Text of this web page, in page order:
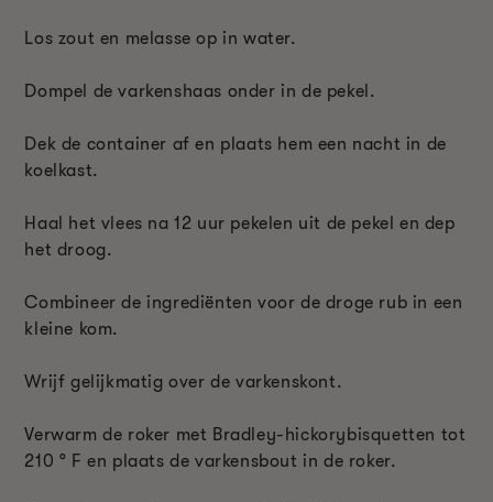
Los zout en melasse op in water.
Dompel de varkenshaas onder in de pekel.
Dek de container af en plaats hem een nacht in de
koelkast.
Haal het vlees na 12 uur pekelen uit de pekel en dep
het droog.
Combineer de ingrediënten voor de droge rub in een
kleine kom.
Wrijf gelijkmatig over de varkenskont.
Verwarm de roker met Bradley-hickorybisquetten tot
210 ° F en plaats de varkensbout in de roker.